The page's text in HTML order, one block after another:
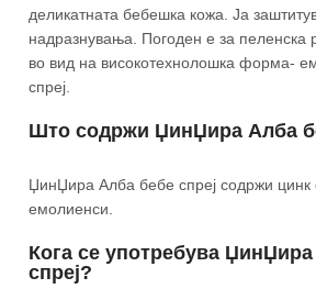
деликатната бебешка кожа. Ја
надразнувања. Погоден е за пеленска
во вид на високотехнолошка форма-
спреј.
Што содржи ЏинЏира Алба
ЏинЏира Алба бебе спреј содржи цинк
емолиенси.
Кога се употребува
спреј?